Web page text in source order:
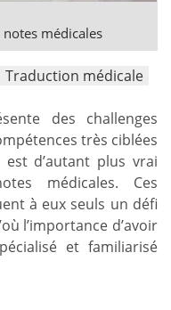
médicales
Traduction médicale
des challenges
très ciblées
d’autant plus vrai
médicales. Ces
à eux seuls un défi
l’importance d’avoir
et familiarisé